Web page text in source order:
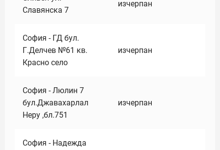
Славянска 7
изчерпан
София - ГД бул.
Г.Делчев №61 кв.
Красно село
изчерпан
София - Люлин 7
бул.Джавахарлал
Неру ,бл.751
изчерпан
София - Надежда